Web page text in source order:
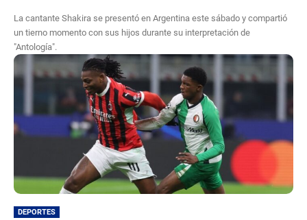
La cantante Shakira se presentó en Argentina este sábado y compartió
un tierno momento con sus hijos durante su interpretación de
"Antología".
DEPORTES